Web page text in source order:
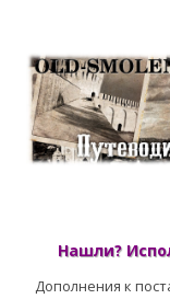
Нашли?
Дополнения к